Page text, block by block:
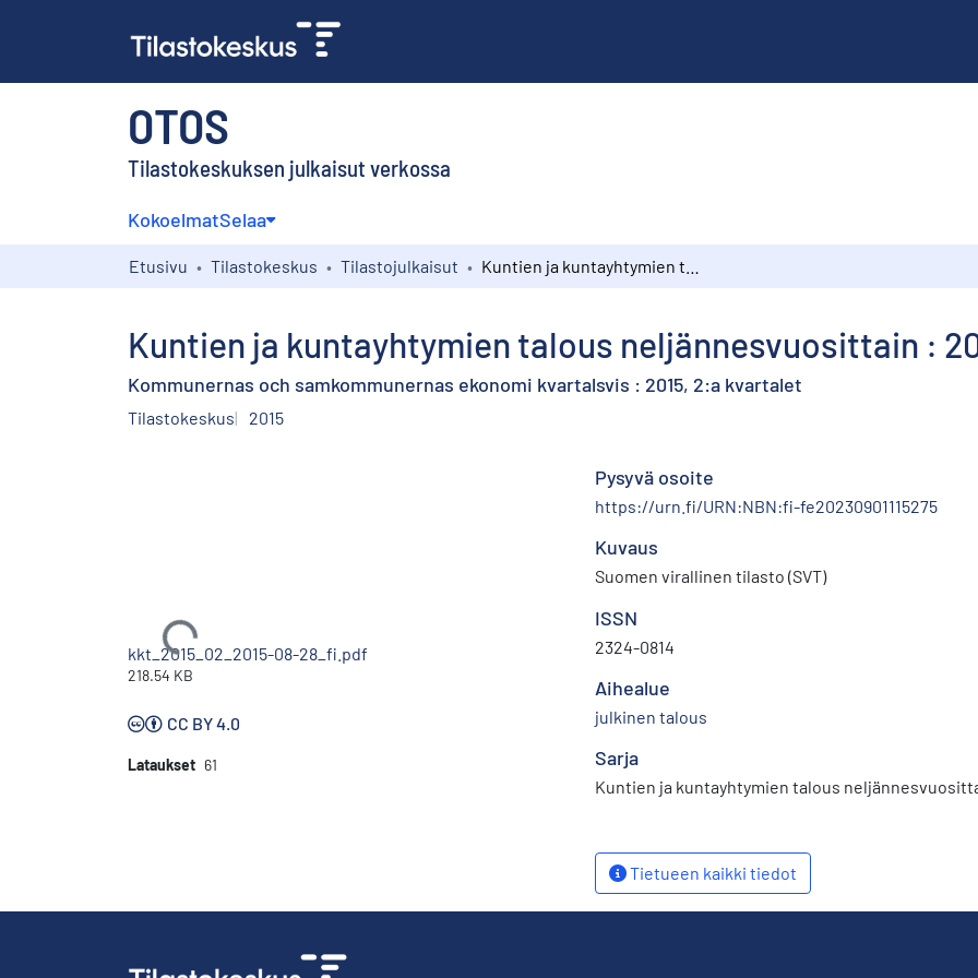
OTOS
Tilastokeskuksen julkaisut verkossa
KokoelmatSelaa
Etusivu Tilastokeskus Tilastojulkaisut
Kuntien ja kuntayhtymien talous neljännesvuosittain :
Kommunernas och samkommunernas ekonomi kvartalsvis : 2015, 2:a kvartalet
Tilastokeskus 2015
Ladataan...
kkt_2015_02_2015-08-28_fi.pdf
218.54 KB
CC BY 4.0
Lataukset 61
Pysyvä osoite
https://urn.fi/URN:NBN:fi-fe20230901115275
Kuvaus
Suomen virallinen tilasto (SVT)
ISSN
2324-0814
Aihealue
julkinen talous
Sarja
Kuntien ja kuntayhtymien talous
Tietueen kaikki tiedot